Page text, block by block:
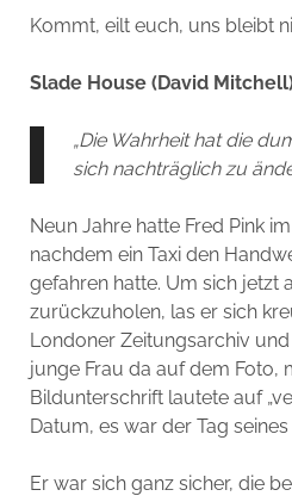
Kommt, eilt euch, uns bleibt
Slade House (David
„Die Wahrheit hat die
sich nachträglich zu
Neun Jahre hatte Fred Pink
nachdem ein Taxi den
gefahren hatte. Um sich jetzt
zurückzuholen, las er sich
Londoner Zeitungsarchiv
junge Frau da auf dem Foto,
Bildunterschrift lautete auf
Datum, es war der Tag
Er war sich ganz sicher, die